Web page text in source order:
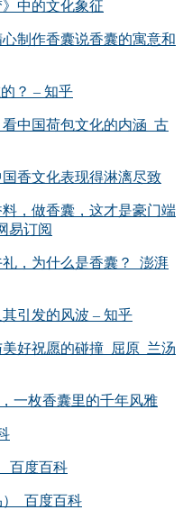
中的文化象征
制作香囊说香囊的寓意和
？ – 知乎
中国荷包文化的内涵_古
香文化表现得淋漓尽致
，做香囊，这才是豪门端
易订阅
，为什么是香囊？_澎湃
引发的风波 – 知乎
好祝愿的碰撞_屈原_兰汤
一枚香囊里的千年风雅
百度百科
_百度百科